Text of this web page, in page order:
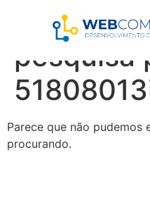
pesquisa
Parece que não pudemos
procurando.